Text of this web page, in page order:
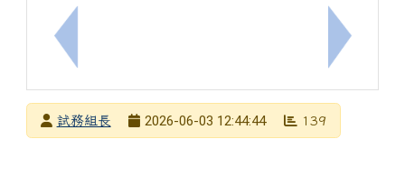
上一筆：國立臺北大學115學年度進修學士班申請入
下一筆：
發布者試務組長
2026-06-03 12:44:44 139